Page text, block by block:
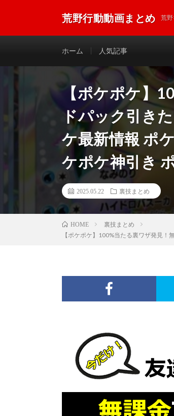
荒野行動動画まとめ 荒
ホーム 人気記事
【ポケポケ】
ドパック引き
ケ最新情報 ポ
ケポケ神引き
2025.05.22 裏技まとめ
HOME
裏技まとめ
【ポケポケ】100%当たる裏ワザ発見